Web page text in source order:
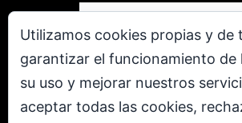
Utilizamos cookies propias y de
garantizar el funcionamiento de
su uso y mejorar nuestros
aceptar todas las cookies,